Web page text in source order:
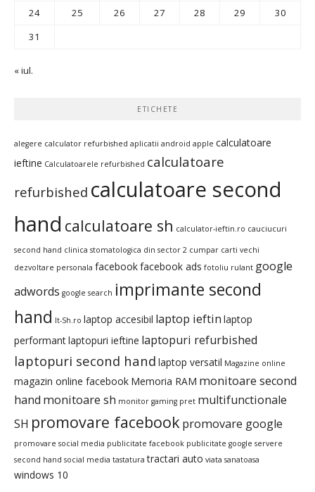
24
25 26 27 28 29
30
31
« iul.
ETICHETE
alegere calculator refurbished aplicatii android apple calculatoare
ieftine Calculatoarele refurbished calculatoare
refurbished calculatoare second
hand calculatoare sh calculator-ieftin.ro cauciucuri
second hand clinica stomatologica din sector 2 cumpar carti vechi
dezvoltare personala facebookfacebook ads fotoliu rulant google
adwords google search imprimante second
hand It-Sh.ro laptop accesibil laptop ieftin laptop
performantlaptopuri ieftine laptopuri refurbished
laptopuri second hand laptop versatil Magazine online
magazin online facebook Memoria RAM monitoare second
hand monitoare sh monitor gaming pret multifunctionale
SH promovare facebookpromovare google
promovare social media publicitate facebook publicitate google servere
second hand social media tastatura tractari auto viata sanatoasa
windows 10